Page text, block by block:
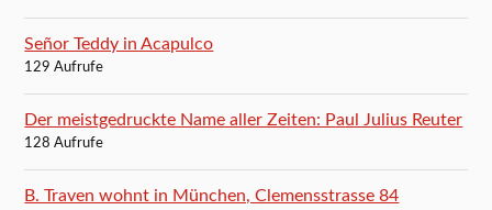
Señor Teddy in Acapulco
129 Aufrufe
Der meistgedruckte Name aller Zeiten: Paul Julius Reuter
128 Aufrufe
B. Traven wohnt in München, Clemensstrasse 84